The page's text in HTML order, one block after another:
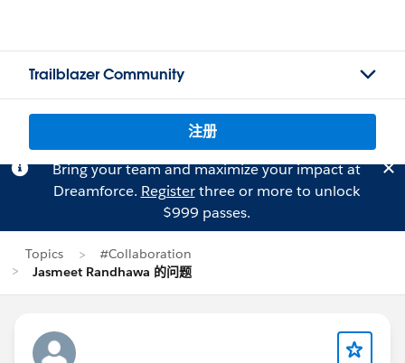
Trailblazer Community
注册
Bring your team and maximize your impact at
Dreamforce. Registerthree or more to unlock
$999 passes.
Topics
#Collaboration
Jasmeet Randhawa 的问题